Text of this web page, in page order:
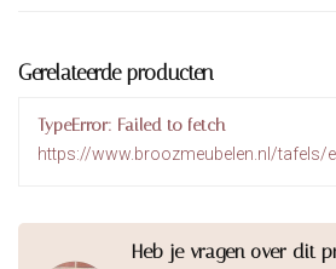
Gerelateerde producten
TypeError: Failed to fetch
https://www.broozmeubelen.nl/tafels/
Heb je vragen over dit